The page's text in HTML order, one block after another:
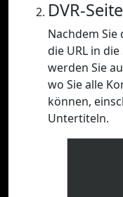
DVR-Seite
Nachdem
die URL in
werden Sie
wo Sie alle
können,
Untertiteln.